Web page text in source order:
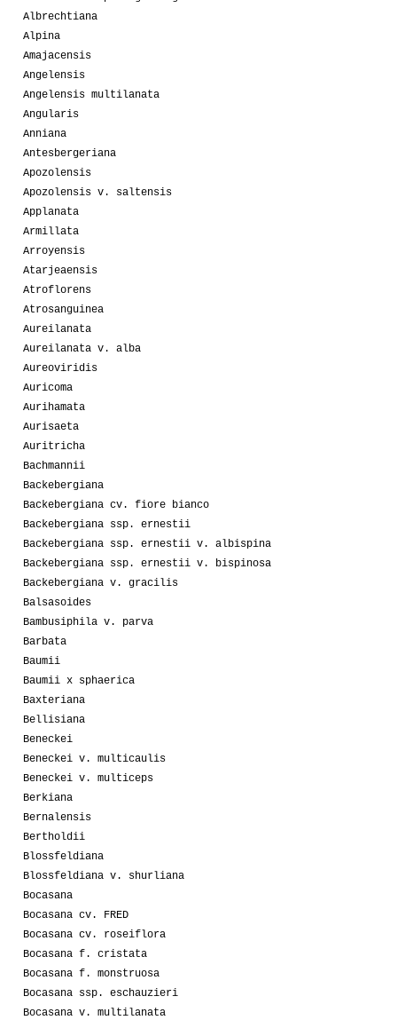
Albrechtiana
Alpina
Amajacensis
Angelensis
Angelensis multilanata
Angularis
Anniana
Antesbergeriana
Apozolensis
Apozolensis v. saltensis
Applanata
Armillata
Arroyensis
Atarjeaensis
Atroflorens
Atrosanguinea
Aureilanata
Aureilanata v. alba
Aureoviridis
Auricoma
Aurihamata
Aurisaeta
Auritricha
Bachmannii
Backebergiana
Backebergiana cv. fiore bianco
Backebergiana ssp. ernestii
Backebergiana ssp. ernestii v. albispina
Backebergiana ssp. ernestii v. bispinosa
Backebergiana v. gracilis
Balsasoides
Bambusiphila v. parva
Barbata
Baumii
Baumii x sphaerica
Baxteriana
Bellisiana
Beneckei
Beneckei v. multicaulis
Beneckei v. multiceps
Berkiana
Bernalensis
Bertholdii
Blossfeldiana
Blossfeldiana v. shurliana
Bocasana
Bocasana cv. FRED
Bocasana cv. roseiflora
Bocasana f. cristata
Bocasana f. monstruosa
Bocasana ssp. eschauzieri
Bocasana v. multilanata